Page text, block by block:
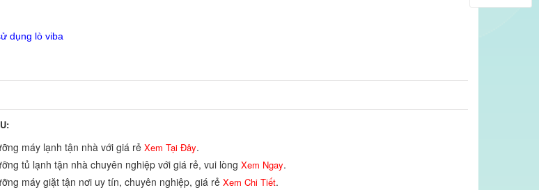
dụng lò viba
máy lạnh tận nhà với giá rẻ Xem Tại Đây.
tủ lạnh tận nhà chuyên nghiệp với giá rẻ, vui lòng Xem Ngay.
máy giặt tận nơi uy tín, chuyên nghiệp, giá rẻ Xem Chi Tiết.